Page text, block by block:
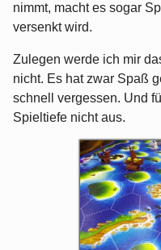
nimmt, macht es sogar
versenkt wird.
Zulegen werde ich mir
nicht. Es hat zwar Spaß
schnell vergessen. Und
Spieltiefe nicht aus.